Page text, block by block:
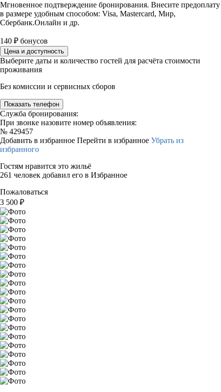
Мгновенное подтверждение бронирования. Внесите предоплату
в размере удобным способом: Visa, Mastercard, Мир,
Сбербанк.Онлайн и др.
140 ₽ бонусов
Цена и доступность
Выберите даты и количество гостей для расчёта стоимости
проживания
Без комиссии и сервисных сборов
Показать телефон
Служба бронирования:
При звонке назовите номер объявления:
№ 429457
Добавить в избранное Перейти в избранное Убрать из
избранного
Гостям нравится это жильё
261 человек добавил его в Избранное
Пожаловаться
3 500 ₽